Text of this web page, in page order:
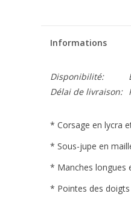
Informations
Disponibilité:
Délai de livraison:
* Corsage en lycra
* Sous-jupe en
* Manches longues
* Pointes des doigts